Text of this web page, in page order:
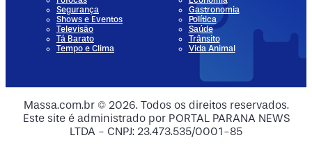
Media
Media
Media
Segurança
Shows e Eventos
Televisão
Tá Barato
Tempo e Clima
Gastronomia
Política
Saúde
Trânsito
Vida Animal
Massa.com.br © 2026. Todos os direitos reservados.
Este site é administrado por PORTAL PARANA NEWS
LTDA - CNPJ: 23.473.535/0001-85